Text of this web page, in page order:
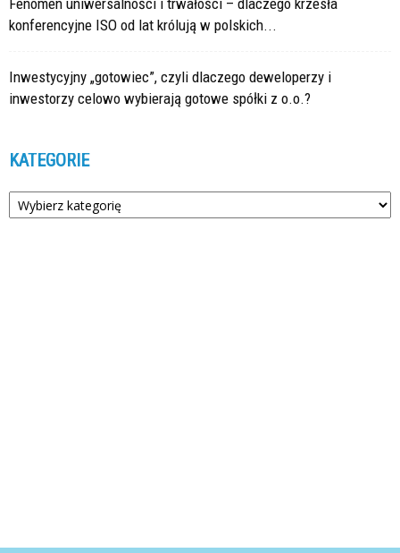
Fenomen uniwersalności i trwałości – dlaczego krzesła
konferencyjne ISO od lat królują w polskich...
Inwestycyjny „gotowiec”, czyli dlaczego deweloperzy i
inwestorzy celowo wybierają gotowe spółki z o.o.?
KATEGORIE
Kategorie